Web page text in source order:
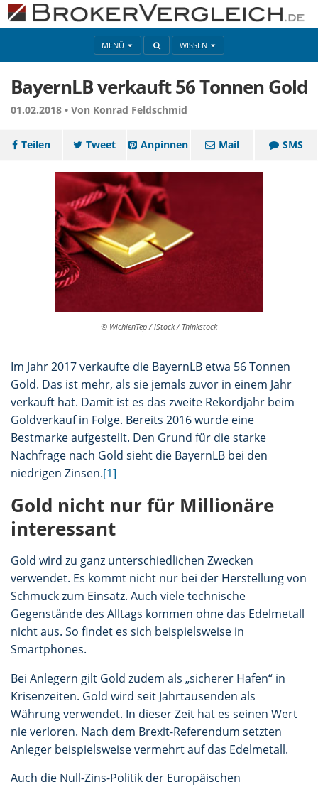
MENÜ WISSEN
BayernLB verkauft 56 Tonnen Gold
01.02.2018 • Von Konrad Feldschmid
Teilen Tweet Anpinnen Mail SMS
© WichienTep / iStock / Thinkstock
Im Jahr 2017 verkaufte die BayernLB etwa 56 Tonnen
Gold. Das ist mehr, als sie jemals zuvor in einem Jahr
verkauft hat. Damit ist es das zweite Rekordjahr beim
Goldverkauf in Folge. Bereits 2016 wurde eine
Bestmarke aufgestellt. Den Grund für die starke
Nachfrage nach Gold sieht die BayernLB bei den
niedrigen Zinsen.[1]
Gold nicht nur für Millionäre
interessant
Gold wird zu ganz unterschiedlichen Zwecken
verwendet. Es kommt nicht nur bei der Herstellung von
Schmuck zum Einsatz. Auch viele technische
Gegenstände des Alltags kommen ohne das Edelmetall
nicht aus. So findet es sich beispielsweise in
Smartphones.
Bei Anlegern gilt Gold zudem als „sicherer Hafen“ in
Krisenzeiten. Gold wird seit Jahrtausenden als
Währung verwendet. In dieser Zeit hat es seinen Wert
nie verloren. Nach dem Brexit-Referendum setzten
Anleger beispielsweise vermehrt auf das Edelmetall.
Auch die Null-Zins-Politik der Europäischen